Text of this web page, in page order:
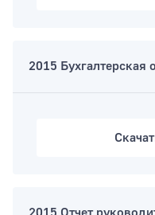
2015 Бухгалтерская